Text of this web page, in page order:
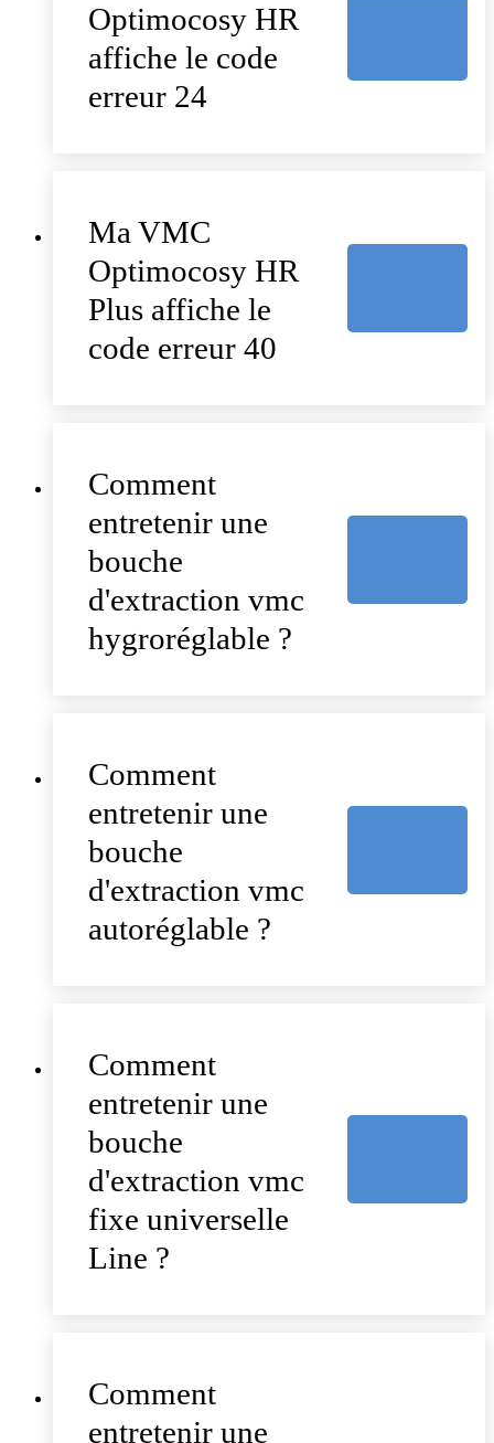
Optimocosy HR
affiche le code
erreur 24
Ma VMC
Optimocosy HR
Plus affiche le
code erreur 40
Comment
entretenir une
bouche
d'extraction vmc
hygroréglable ?
Comment
entretenir une
bouche
d'extraction vmc
autoréglable ?
Comment
entretenir une
bouche
d'extraction vmc
fixe universelle
Line ?
Comment
entretenir une